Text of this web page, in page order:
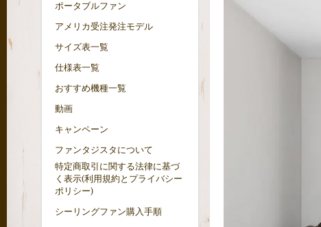
ポータブルファン
アメリカ受注発注モデル
サイズ表一覧
仕様表一覧
おすすめ機種一覧
動画
キャンペーン
ファンタジスタについて
特定商取引に関する法律に基づ
く表示(利用規約とプライバシー
ポリシー)
シーリングファン購入手順